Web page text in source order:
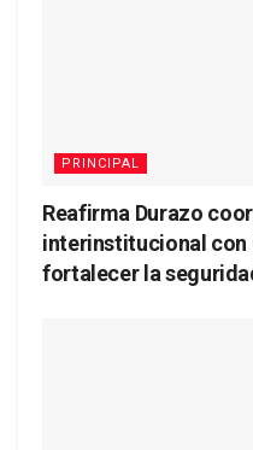
PRINCIPAL
Reafirma Durazo
interinstitucional con
fortalecer la